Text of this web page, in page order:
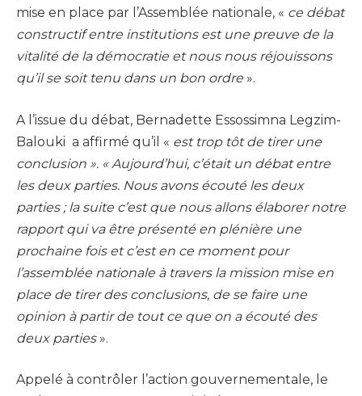
mise en place par l’Assemblée nationale, « ce débat
constructif entre institutions est une preuve de la
vitalité de la démocratie et nous nous réjouissons
qu’il se soit tenu dans un bon ordre ».
A l’issue du débat, Bernadette Essossimna Legzim-
Balouki a affirmé qu’il « est trop tôt de tirer une
conclusion ». « Aujourd’hui, c’était un débat entre
les deux parties. Nous avons écouté les deux
parties ; la suite c’est que nous allons élaborer notre
rapport qui va être présenté en plénière une
prochaine fois et c’est en ce moment pour
l’assemblée nationale à travers la mission mise en
place de tirer des conclusions, de se faire une
opinion à partir de tout ce que on a écouté des
deux parties».
Appelé à contrôler l’action gouvernementale, le